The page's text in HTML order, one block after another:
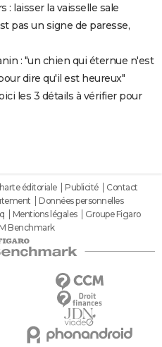
: laisser la vaisselle sale
pas un signe de paresse,
: "un chien qui éternue n'est
dire qu'il est heureux"
les 3 détails à vérifier pour
éditoriale Publicité
Contact
Données personnelles
Mentions légales
Groupe Figaro
Benchmark